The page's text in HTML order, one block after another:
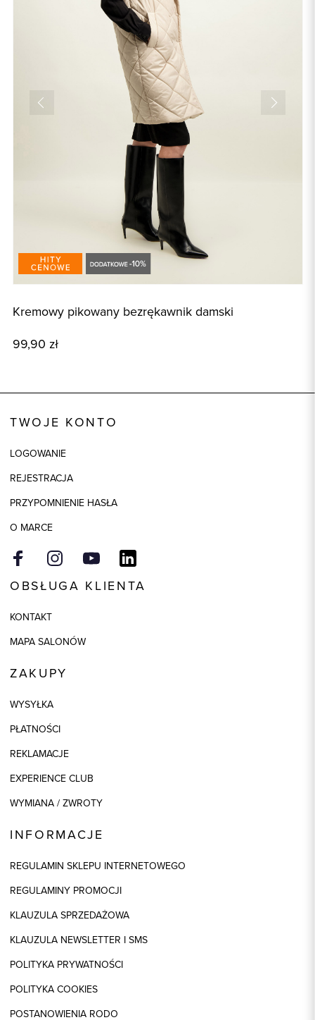
Kremowy pikowany bezrękawnik damski
99,90 zł
TWOJE KONTO
LOGOWANIE
REJESTRACJA
PRZYPOMNIENIE HASŁA
O MARCE
OBSŁUGA KLIENTA
KONTAKT
MAPA SALONÓW
ZAKUPY
WYSYŁKA
PŁATNOŚCI
REKLAMACJE
EXPERIENCE CLUB
WYMIANA / ZWROTY
INFORMACJE
REGULAMIN SKLEPU INTERNETOWEGO
REGULAMINY PROMOCJI
KLAUZULA SPRZEDAŻOWA
KLAUZULA NEWSLETTER I SMS
POLITYKA PRYWATNOŚCI
POLITYKA COOKIES
POSTANOWIENIA RODO